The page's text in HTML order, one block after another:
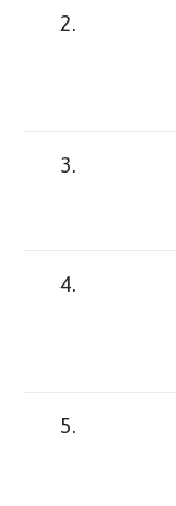
2.
3.
4.
5.